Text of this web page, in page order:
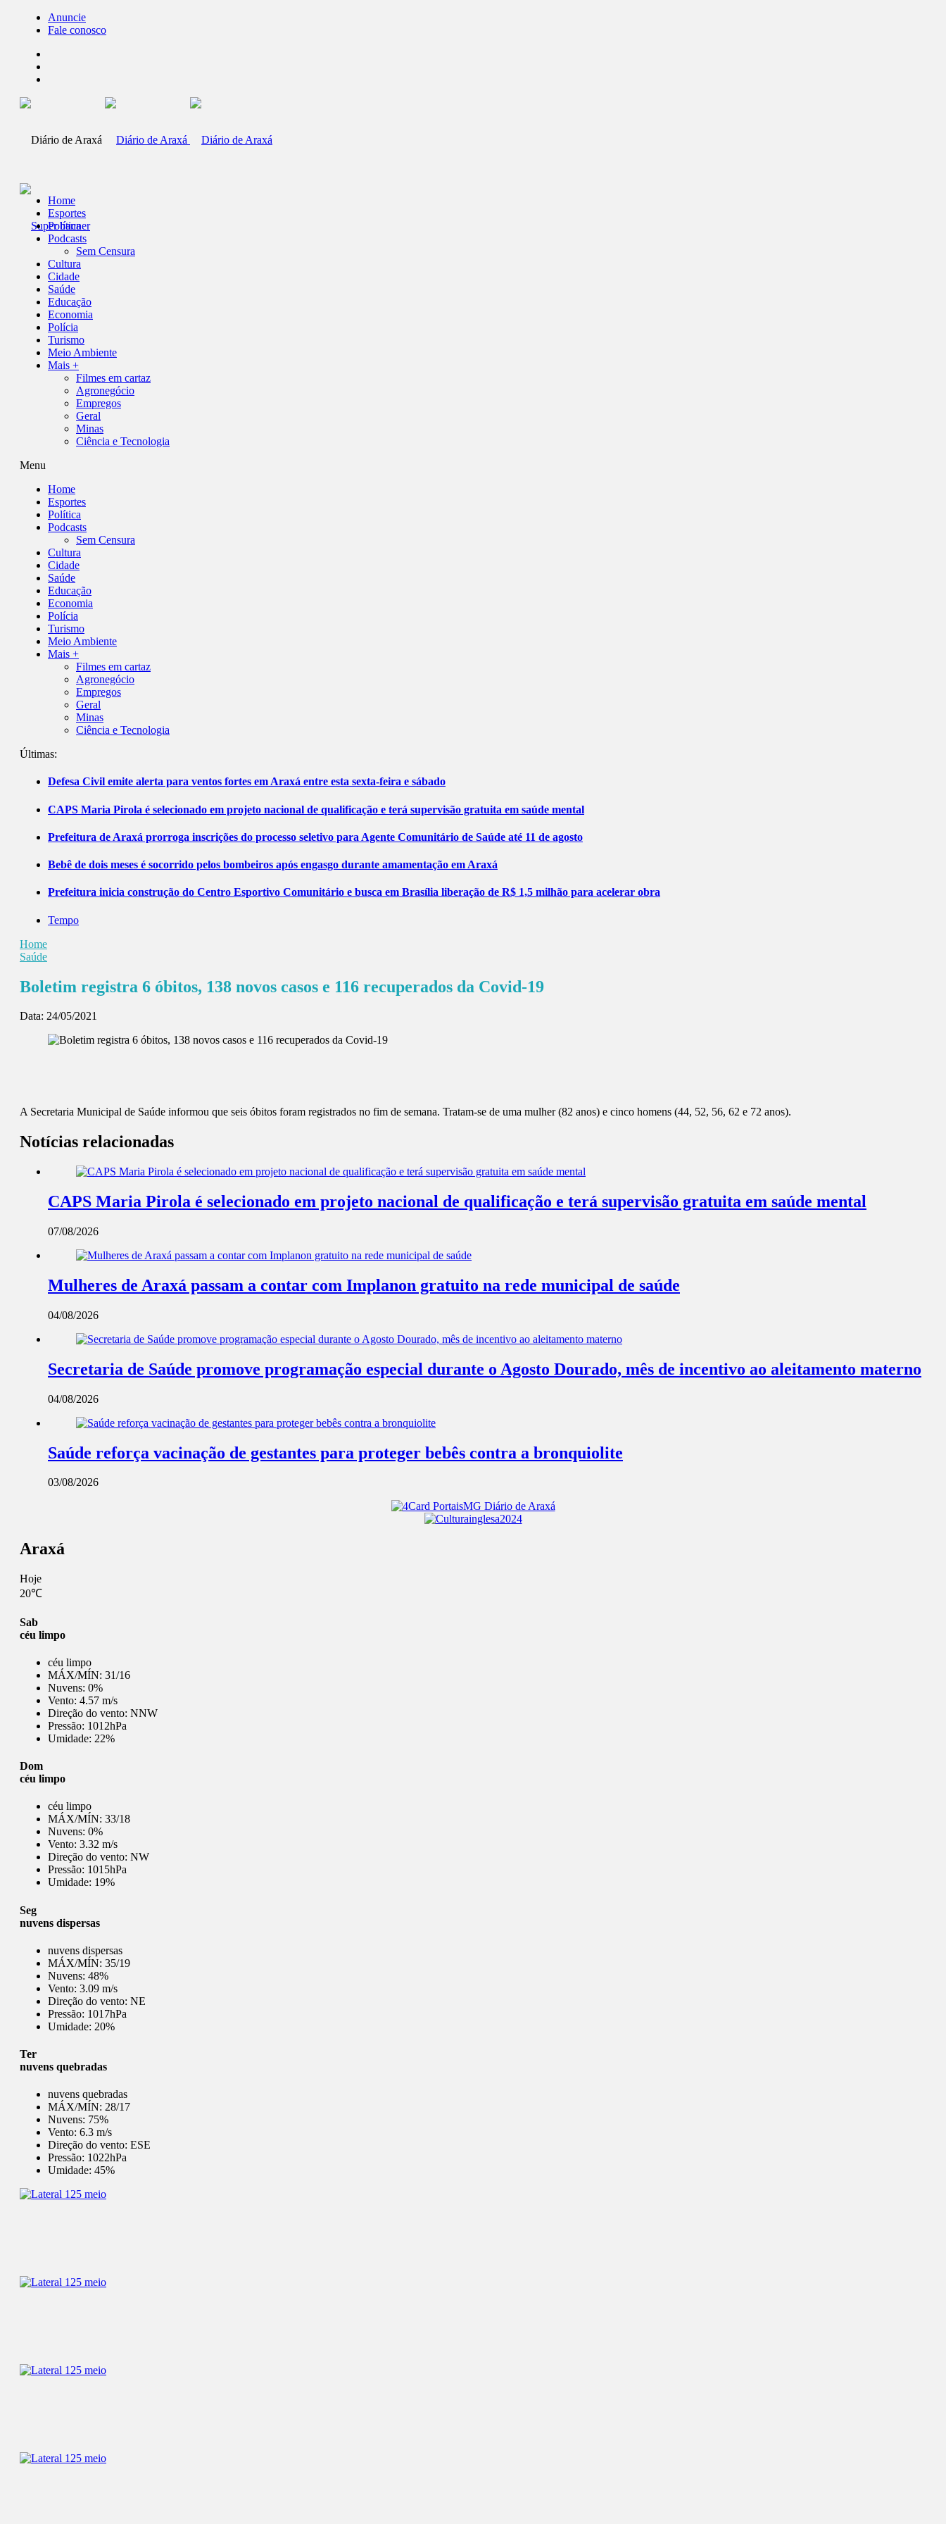
Anuncie
Fale conosco
Home
Esportes
Política
Podcasts
Sem Censura
Cultura
Cidade
Saúde
Educação
Economia
Polícia
Turismo
Meio Ambiente
Mais +
Filmes em cartaz
Agronegócio
Empregos
Geral
Minas
Ciência e Tecnologia
Menu
Home
Esportes
Política
Podcasts
Sem Censura
Cultura
Cidade
Saúde
Educação
Economia
Polícia
Turismo
Meio Ambiente
Mais +
Filmes em cartaz
Agronegócio
Empregos
Geral
Minas
Ciência e Tecnologia
Últimas:
Defesa Civil emite alerta para ventos fortes em Araxá entre esta sexta-feira e sábado
CAPS Maria Pirola é selecionado em projeto nacional de qualificação e terá supervisão gratuita em saúde mental
Prefeitura de Araxá prorroga inscrições do processo seletivo para Agente Comunitário de Saúde até 11 de agosto
Bebê de dois meses é socorrido pelos bombeiros após engasgo durante amamentação em Araxá
Prefeitura inicia construção do Centro Esportivo Comunitário e busca em Brasília liberação de R$ 1,5 milhão para acelerar obra
Tempo
Home
Saúde
Boletim registra 6 óbitos, 138 novos casos e 116 recuperados da Covid-19
Data: 24/05/2021
A Secretaria Municipal de Saúde informou que seis óbitos foram registrados no fim de semana. Tratam-se de uma mulher (82 anos) e cinco homens (44, 52, 56, 62 e 72 anos).
Notícias relacionadas
CAPS Maria Pirola é selecionado em projeto nacional de qualificação e terá supervisão gratuita em saúde mental
07/08/2026
Mulheres de Araxá passam a contar com Implanon gratuito na rede municipal de saúde
04/08/2026
Secretaria de Saúde promove programação especial durante o Agosto Dourado, mês de incentivo ao aleitamento materno
04/08/2026
Saúde reforça vacinação de gestantes para proteger bebês contra a bronquiolite
03/08/2026
Araxá
Hoje
20℃
Sab
céu limpo
céu limpo
MÁX/MÍN: 31/16
Nuvens: 0%
Vento: 4.57 m/s
Direção do vento: NNW
Pressão: 1012hPa
Umidade: 22%
Dom
céu limpo
céu limpo
MÁX/MÍN: 33/18
Nuvens: 0%
Vento: 3.32 m/s
Direção do vento: NW
Pressão: 1015hPa
Umidade: 19%
Seg
nuvens dispersas
nuvens dispersas
MÁX/MÍN: 35/19
Nuvens: 48%
Vento: 3.09 m/s
Direção do vento: NE
Pressão: 1017hPa
Umidade: 20%
Ter
nuvens quebradas
nuvens quebradas
MÁX/MÍN: 28/17
Nuvens: 75%
Vento: 6.3 m/s
Direção do vento: ESE
Pressão: 1022hPa
Umidade: 45%